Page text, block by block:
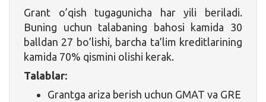
Grant o’qish tugagunicha har yili beriladi.
Buning uchun talabaning bahosi kamida 30
balldan 27 bo’lishi, barcha ta’lim kreditlarining
kamida 70% qismini olishi kerak.
Talablar:
Grantga ariza berish uchun GMAT va GRE